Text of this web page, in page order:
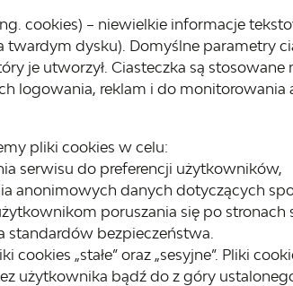
cookies) – niewielkie informacje
twardym dysku). Domyślne parametry
je utworzył. Ciasteczka są
logowania, reklam i do
pliki cookies w celu:
serwisu do preferencji użytkowników,
anonimowych danych dotyczących
poruszania się po stronach
standardów bezpieczeństwa.
cookies „stałe” oraz „sesyjne”. Pliki
użytkownika bądź do z góry